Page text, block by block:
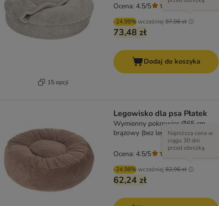
15 opcji
-24.99%wcześniej 97,96 zł
73,48 zł
Ocena: 4.5/5
Dodaj do koszyka
Legowisko dla psa Płatek
Wymienny pokrowiec Ø65 cm,
brązowy (bez legowiska)
-24.98%wcześniej 82,96 zł
Najniższa cena w
ciągu 30 dni
przed obniżką
62,24 zł
Ocena: 4.5/5